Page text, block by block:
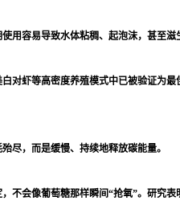
容易导致水体粘稠、起泡沫，甚至滋
对虾等高密度养殖模式中已被验证为最
尽，而是缓慢、持续地释放碳能量。
不会像葡萄糖那样瞬间“抢氧”。研究